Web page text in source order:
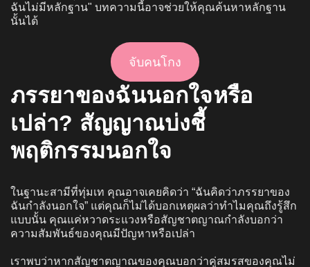
ฉันไม่มีหลักฐาน" บทความนี้อาจช่วยให้คุณค้นหาหลักฐาน
นั้นได้
จับคนโกง
ภรรยาของฉันนอกใจหรือ
เปล่า? สัญญาณบ่งชี้
พฤติกรรมนอกใจ
ในฐานะสามีที่ทุ่มเท คุณอาจเคยคิดว่า “ฉันคิดว่าภรรยาของ
ฉันกำลังนอกใจ” แต่คุณก็ไม่ได้บอกเหตุผลว่าทำไมคุณถึงรู้สึก
แบบนั้น คุณแค่หวาดระแวงหรือสัญชาตญาณกำลังบอกว่า
ความสัมพันธ์ของคุณมีปัญหาหรือเปล่า
เราพบว่าหากสัญชาตญาณของคุณบอกว่าคู่สมรสของคุณไม่